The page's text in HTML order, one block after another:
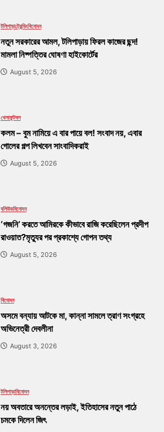
টলিপাড়াট্রেন্ডিংবিনোদন
নতুন সরকারের আমল, টলিপাড়ায় ফিরল কাজের ছন্দ!
মামলা নিষ্পত্তির ঘোষণা হাইকোর্টের
August 5, 2026
খেলাফুটবল
কলম – বুম নামিয়ে এ বার পায়ে বল! সংবাদ নয়, এবার
গোলের গল্প লিখবেন সাংবাদিকরাই
August 5, 2026
বলিউডবিনোদন
‘গজনি’ করতে আমিরকে কীভাবে রাজি করেছিলেন প্রদীপ
রাওয়াত?মৃত্যুর পর প্রকাশ্যে গোপন তথ্য
August 5, 2026
বিনোদন
অসমে বন্যায় আটকে মা, কান্না সামলে ত্রাণ সংগ্রহে
অভিনেত্রী দেবলীনা
August 3, 2026
টলিপাড়াবিনোদন
নয় অবতারে অনন্তের লড়াই, ইতিহাসের নতুন পাঠে
চমকে দিলেন জিৎ